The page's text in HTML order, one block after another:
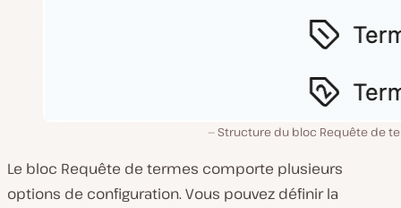
Structure du bloc Requête de
Le bloc Requête de termes comporte plusieurs
options de configuration. Vous pouvez définir la